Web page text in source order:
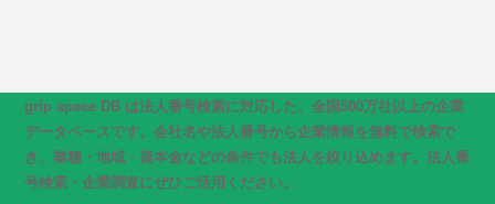
grip space DB は法人番号検索に対応した、全国500万社以上の企業
データベースです。会社名や法人番号から企業情報を無料で検索で
き、業種・地域・資本金などの条件でも法人を絞り込めます。法人番
号検索・企業調査にぜひご活用ください。